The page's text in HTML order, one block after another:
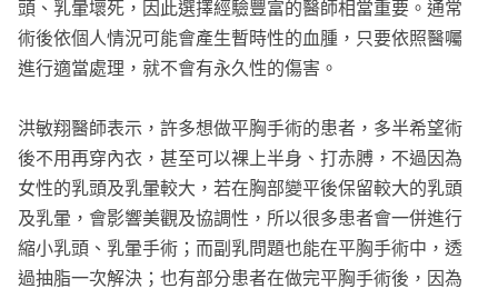
頭、乳暈壞死，因此選擇經驗豐富的醫師相當重要。通常
術後依個人情況可能會產生暫時性的血腫，只要依照醫囑
進行適當處理，就不會有永久性的傷害。
洪敏翔醫師表示，許多想做平胸手術的患者，多半希望術
後不用再穿內衣，甚至可以裸上半身、打赤膊，不過因為
女性的乳頭及乳暈較大，若在胸部變平後保留較大的乳頭
及乳暈，會影響美觀及協調性，所以很多患者會一併進行
縮小乳頭、乳暈手術；而副乳問題也能在平胸手術中，透
過抽脂一次解決；也有部分患者在做完平胸手術後，因為